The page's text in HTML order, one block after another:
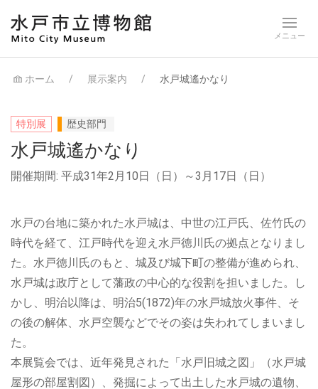
ホーム 展示案内 水戸城遙かなり
特別展 歴史部門
水戸城遙かなり
開催期間: 平成31年2月10日（日）～3月17日（日）
水戸の台地に築かれた水戸城は、中世の江戸氏、佐竹氏の
時代を経て、江戸時代を迎え水戸徳川氏の拠点となりまし
た。水戸徳川氏のもと、城及び城下町の整備が進められ、
水戸城は政庁として藩政の中心的な役割を担いました。し
かし、明治以降は、明治5(1872)年の水戸城放火事件、そ
の後の解体、水戸空襲などでその姿は失われてしまいまし
た。
本展覧会では、近年発見された「水戸旧城之図」（水戸城
屋形の部屋割図）、発掘によって出土した水戸城の遺物、